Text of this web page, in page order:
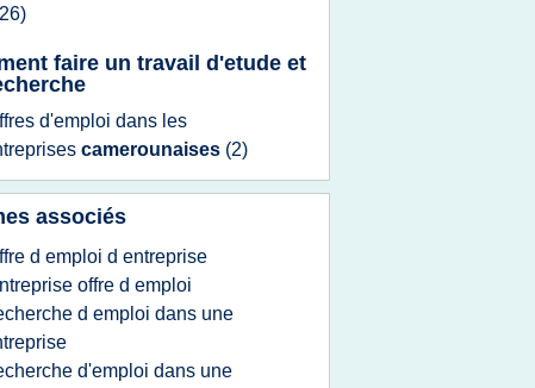
faire un travail d'etude et
d'emploi dans les
camerounaises (2)
associés
d emploi d entreprise
offre d emploi
d emploi dans une
d'emploi dans une